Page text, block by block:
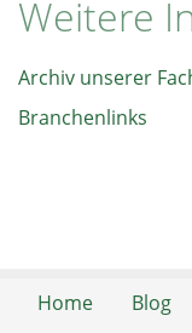
Weitere
Archiv unserer
Branchenlinks
Home Blog